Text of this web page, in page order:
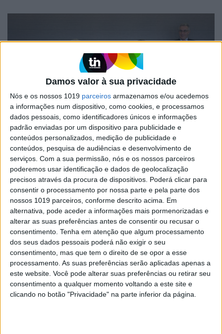
Damos valor à sua privacidade
Nós e os nossos 1019 parceiros armazenamos e/ou acedemos
a informações num dispositivo, como cookies, e processamos
dados pessoais, como identificadores únicos e informações
padrão enviadas por um dispositivo para publicidade e
conteúdos personalizados, medição de publicidade e
conteúdos, pesquisa de audiências e desenvolvimento de
serviços. Com a sua permissão, nós e os nossos parceiros
poderemos usar identificação e dados de geolocalização
precisos através da procura de dispositivos. Poderá clicar para
consentir o processamento por nossa parte e pela parte dos
nossos 1019 parceiros, conforme descrito acima. Em
alternativa, pode aceder a informações mais pormenorizadas e
alterar as suas preferências antes de consentir ou recusar o
consentimento. Tenha em atenção que algum processamento
dos seus dados pessoais poderá não exigir o seu
consentimento, mas que tem o direito de se opor a esse
processamento. As suas preferências serão aplicadas apenas a
este website. Você pode alterar suas preferências ou retirar seu
consentimento a qualquer momento voltando a este site e
clicando no botão "Privacidade" na parte inferior da página.
ATUALIDADE
Negócio assinado: Luís Delgado é o
novo proprietário da VISÃO
Com 12 títulos, adquiridos à Impresa Publishing,
que representam um universo superior a 1,7
milhões de leitores, o recém-criado grupo Trust
in News torna-se um dos maiores da
comunicação social portuguesa